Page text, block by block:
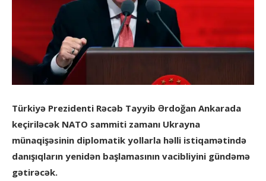
Türkiyə Prezidenti Rəcəb Tayyib Ərdoğan Ankarada
keçiriləcək NATO sammiti zamanı Ukrayna
münaqişəsinin diplomatik yollarla həlli istiqamətində
danışıqların yenidən başlamasının vacibliyini gündəmə
gətirəcək.